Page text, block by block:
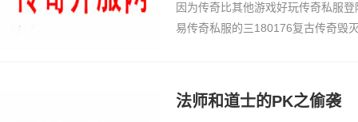
因为传奇比其他游戏好玩传奇私服
易传奇私服的三180176复古传奇毁
法师和道士的PK之偷袭